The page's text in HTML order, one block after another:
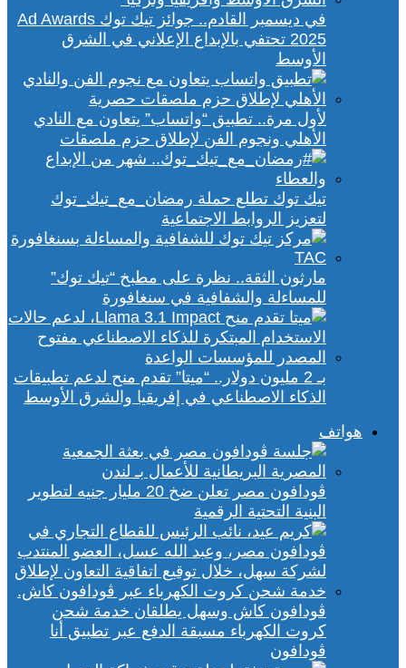
في ديسمبر القادم.. جوائز تيك توك Ad Awards
2025 تحتفي بالإبداع الإعلاني في الشرق
الأوسط
لأول مرة.. تطبيق “واتساب” يتعاون مع النادي
الأهلي ونجوم الفن لإطلاق حزم ملصقات
تيك توك تطلع حملة رمضان_مع_تيك_توك
لتعزيز الروابط الاجتماعية
مارثون الثقة.. نظرة على مطبخ “تيك توك”
للمساءلة والشفافية في سنغافورة
بـ 2 مليون دولار.. “ميتا” تقدم منح لدعم تطبيقات
الذكاء الاصطناعي في إفريقيا والشرق الأوسط
هواتف
ڤودافون مصر تعلن ضخ 20 مليار جنيه لتطوير
البنية التحتية الرقمية
ڤودافون كاش وسهل يطلقان خدمة شحن
كروت الكهرباء مسبقة الدفع عبر تطبيق أنا
ڤودافون